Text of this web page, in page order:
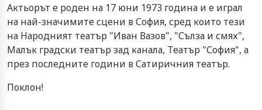
Актьорът е роден на 17 юни 1973 година и е играл
на най-значимите сцени в София, сред които тези
на Народният театър "Иван Вазов", "Сълза и смях",
Малък градски театър зад канала, Театър "София", а
през последните години в Сатиричния театър.
Поклон!